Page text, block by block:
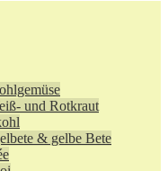
und Rotkraut
& gelbe Bete